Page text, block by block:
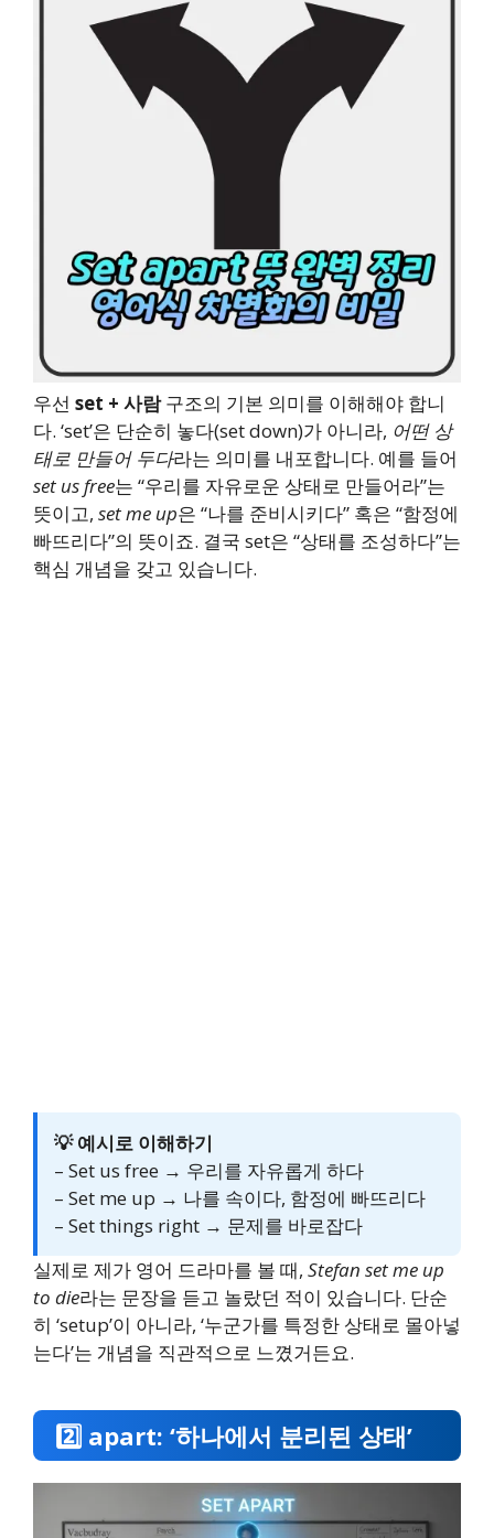
우선 set + 사람구조의 기본 의미를 이해해야 합니
다. ‘set’은 단순히 놓다(set down)가 아니라, 어떤 상
태로 만들어 두다라는 의미를 내포합니다. 예를 들어
set us free는 “우리를 자유로운 상태로 만들어라”는
뜻이고, set me up은 “나를 준비시키다” 혹은 “함정에
빠뜨리다”의 뜻이죠. 결국 set은 “상태를 조성하다”는
핵심 개념을 갖고 있습니다.
💡 예시로 이해하기
– Set us free → 우리를 자유롭게 하다
– Set me up → 나를 속이다, 함정에 빠뜨리다
– Set things right → 문제를 바로잡다
실제로 제가 영어 드라마를 볼 때, Stefan set me up
to die라는 문장을 듣고 놀랐던 적이 있습니다. 단순
히 ‘setup’이 아니라, ‘누군가를 특정한 상태로 몰아넣
는다’는 개념을 직관적으로 느꼈거든요.
2️⃣ apart: ‘하나에서 분리된 상태’